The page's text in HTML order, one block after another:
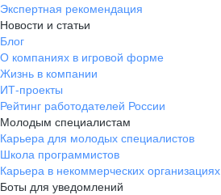
Экспертная рекомендация
Новости и статьи
Блог
О компаниях в игровой форме
Жизнь в компании
ИТ-проекты
Рейтинг работодателей России
Молодым специалистам
Карьера для молодых специалистов
Школа программистов
Карьера в некоммерческих организациях
Боты для уведомлений